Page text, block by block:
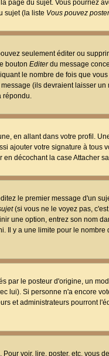
page du sujet. Vous pourriez
sujet (la liste Vous pouvez
seulement éditer ou
bouton Editerdu message
le nombre de fois que
(ils devraient laisser
répondu.
en allant dans votre profil.
ajouter votre signature à
décochant la case Attacher
le premier message d'un
(si vous ne le voyez pas,
une option, entrez son nom
y a une limite pour le
par le posteur d'origine, un
lui). Si personne n'a encore
et administrateurs pourront
voir, lire, poster, etc. vous